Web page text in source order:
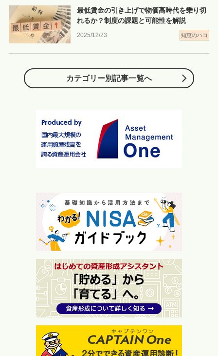
2025/12/23 知恵のハコ
最低賃金の引き上げで物価高時代を乗り切
れるか？制度の課題と可能性を解説
カテゴリー別記事一覧へ